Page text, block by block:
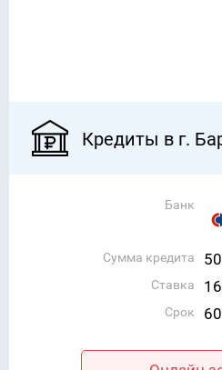
Кредиты в г.
Банк
Сумма кредита
Ставка
Срок